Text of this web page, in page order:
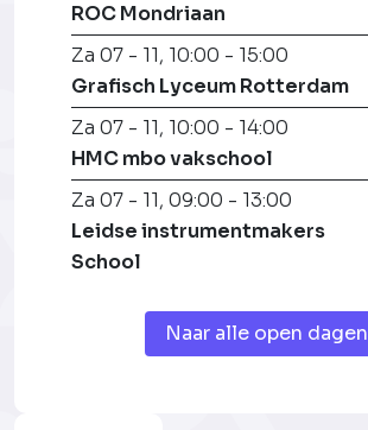
ROC Mondriaan
Za 07 - 11, 10:00 - 15:00
Grafisch Lyceum Rotterdam
Za 07 - 11, 10:00 - 14:00
HMC mbo vakschool
Za 07 - 11, 09:00 - 13:00
Leidse instrumentmakers
School
Naar alle open dagen